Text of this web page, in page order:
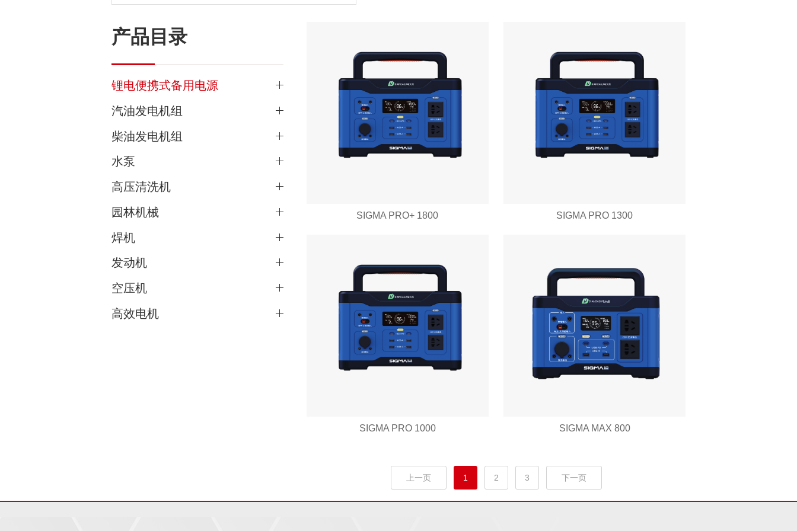
产品目录
锂电便携式备用电源
汽油发电机组
柴油发电机组
水泵
高压清洗机
园林机械
焊机
发动机
空压机
高效电机
SIGMA PRO+ 1800 SIGMA PRO 1300
SIGMA PRO 1000 SIGMA MAX 800
上一页 1 2 3 下一页